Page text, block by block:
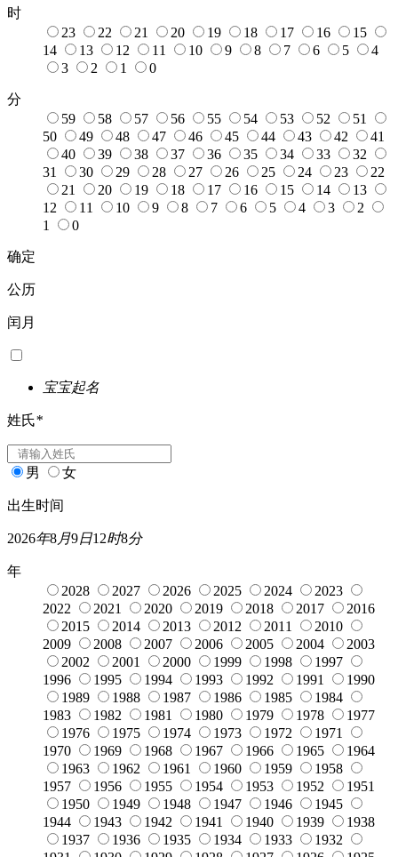
时
23
22 21 20 19 18 17 16
15
14
13 12 11 10 9 8 7 6 5
4
3
2 1 0
分
59
58 57 56 55 54 53 52
51
50
49 48 47 46 45 44 43 42
41
40
39 38 37 36 35 34 33
32
31
30 29 28 27 26 25 24 23
22
21
20 19 18 17 16 15 14
13
12
11 10 9 8 7 6 5 4 3
2
1
0
确定
公历
闰月
宝宝起名
姓氏*
男 女
出生时间
2026年8月9日12时8分
年
2028
2027 2026 2025 2024
2023
2022
2021 2020 2019 2018 2017
2016
2015
2014 2013 2012 2011
2010
2009
2008 2007 2006 2005 2004
2003
2002
2001 2000 1999 1998
1997
1996
1995 1994 1993 1992 1991
1990
1989
1988 1987 1986 1985
1984
1983
1982 1981 1980 1979 1978
1977
1976
1975 1974 1973 1972
1971
1970
1969 1968 1967 1966 1965
1964
1963
1962 1961 1960 1959
1958
1957
1956 1955 1954 1953 1952
1951
1950
1949 1948 1947 1946
1945
1944
1943 1942 1941 1940 1939
1938
1937
1936 1935 1934 1933
1932